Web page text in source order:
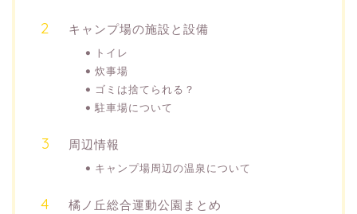
キャンプ場の施設と設備
トイレ
炊事場
ゴミは捨てられる？
駐車場について
周辺情報
キャンプ場周辺の温泉について
橘ノ丘総合運動公園まとめ